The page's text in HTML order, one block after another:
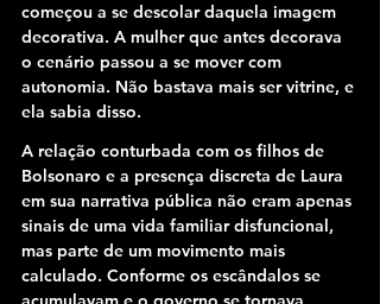
começou a se descolar daquela imagem
decorativa. A mulher que antes decorava
o cenário passou a se mover com
autonomia. Não bastava mais ser vitrine, e
ela sabia disso.
A relação conturbada com os filhos de
Bolsonaro e a presença discreta de Laura
em sua narrativa pública não eram apenas
sinais de uma vida familiar disfuncional,
mas parte de um movimento mais
calculado. Conforme os escândalos se